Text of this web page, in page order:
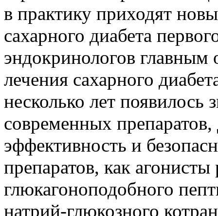
в практику приходят
сахарного диабета
эндокринологов главным
лечения сахарного
несколько лет появилось
современных
эффективность и
препаратов, как агонисты
глюкагоноподобного
натрий-глюкозного